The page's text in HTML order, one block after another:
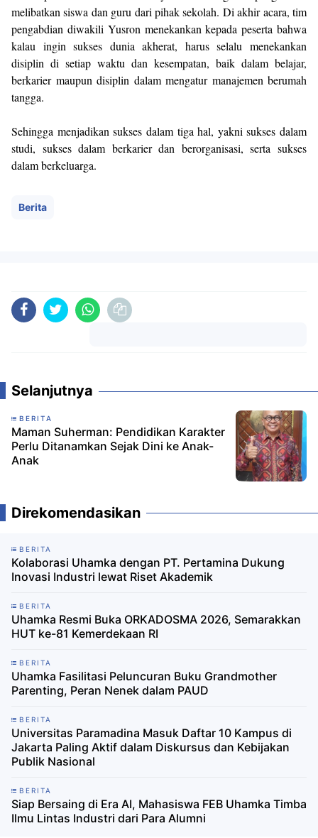
melibatkan siswa dan guru dari pihak sekolah. Di akhir acara, tim
pengabdian diwakili Yusron menekankan kepada peserta bahwa
kalau ingin sukses dunia akherat, harus selalu menekankan
disiplin di setiap waktu dan kesempatan, baik dalam belajar,
berkarier maupun disiplin dalam mengatur manajemen berumah
tangga.
Sehingga menjadikan sukses dalam tiga hal, yakni sukses dalam
studi, sukses dalam berkarier dan berorganisasi, serta sukses
dalam berkeluarga.
Berita
Selanjutnya
BERITA
Maman Suherman: Pendidikan Karakter
Perlu Ditanamkan Sejak Dini ke Anak-
Anak
Direkomendasikan
BERITA
Kolaborasi Uhamka dengan PT. Pertamina Dukung
Inovasi Industri lewat Riset Akademik
BERITA
Uhamka Resmi Buka ORKADOSMA 2026, Semarakkan
HUT ke-81 Kemerdekaan RI
BERITA
Uhamka Fasilitasi Peluncuran Buku Grandmother
Parenting, Peran Nenek dalam PAUD
BERITA
Universitas Paramadina Masuk Daftar 10 Kampus di
Jakarta Paling Aktif dalam Diskursus dan Kebijakan
Publik Nasional
BERITA
Siap Bersaing di Era AI, Mahasiswa FEB Uhamka Timba
Ilmu Lintas Industri dari Para Alumni